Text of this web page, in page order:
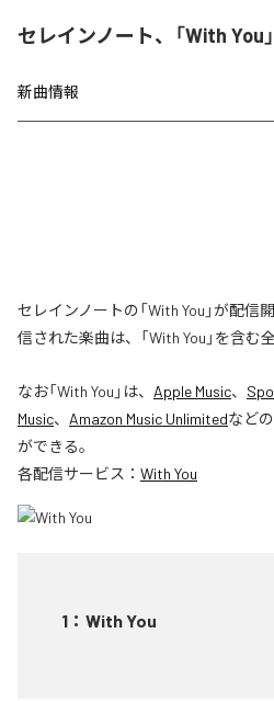
セレインノート、「With You
新曲情報
セレインノートの「With You」が配
信された楽曲は、「With You」を含む
なお「With You 」は、 Apple Music、
Music、 Amazon Music Unlimitedなど
ができる。
各配信サービス： With You
1 ： With You